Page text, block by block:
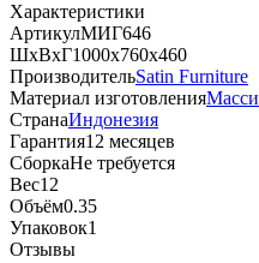
Характеристики
АртикулМИГ646
ШхВхГ1000х760х460
ПроизводительSatin Furniture
Материал изготовления
СтранаИндонезия
Гарантия12 месяцев
СборкаНе требуется
Вес12
Объём0.35
Упаковок1
Отзывы